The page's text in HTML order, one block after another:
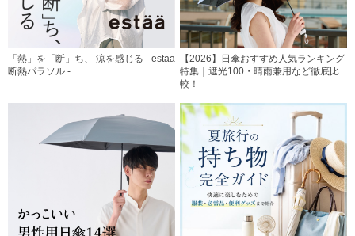
「熱」を「断」ち、 涼を感じる - estaa
断熱パラソル -
【2026】日傘おすすめ人気ランキング
特集｜遮光100・晴雨兼用など徹底比
較！